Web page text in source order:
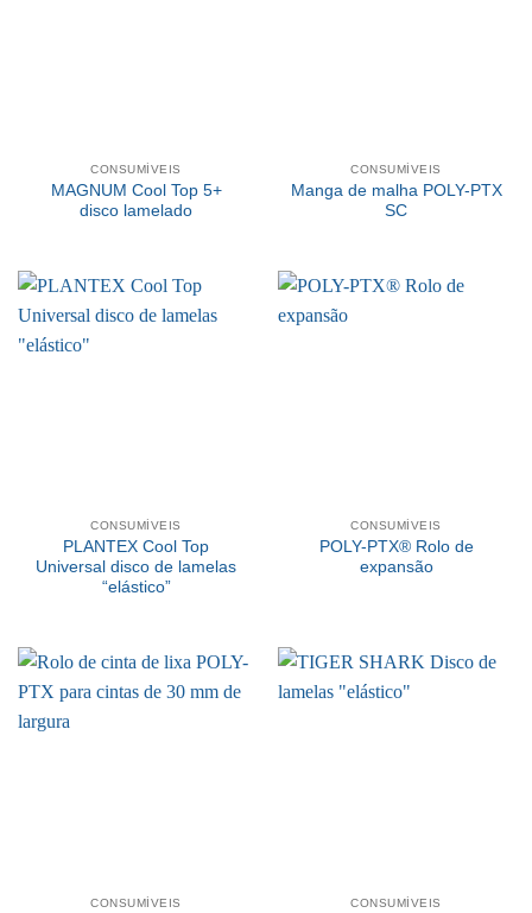
CONSUMÍVEIS
MAGNUM Cool Top 5+
disco lamelado
CONSUMÍVEIS
Manga de malha POLY-PTX
SC
CONSUMÍVEIS
PLANTEX Cool Top
Universal disco de lamelas
“elástico”
CONSUMÍVEIS
POLY-PTX® Rolo de
expansão
CONSUMÍVEIS CONSUMÍVEIS